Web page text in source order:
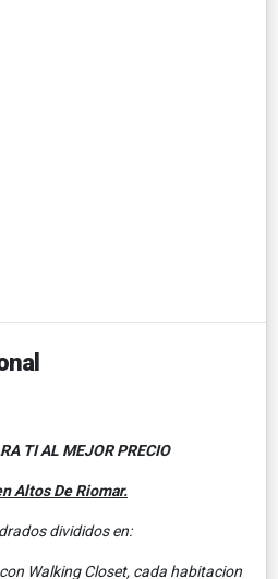
TI AL MEJOR PRECIO
Altos De Riomar.
divididos en:
Walking Closet, cada habitacion